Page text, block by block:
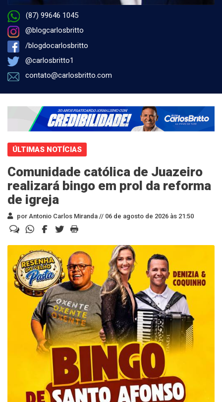
(87) 99646 1045
@blogcarlosbritto
/blogdocarlosbritto
@carlosbritto1
contato@carlosbritto.com
ÚLTIMAS NOTÍCIAS
Comunidade católica de Juazeiro
realizará bingo em prol da reforma
de igreja
por Antonio Carlos Miranda // 06 de agosto de 2026 às 21:50